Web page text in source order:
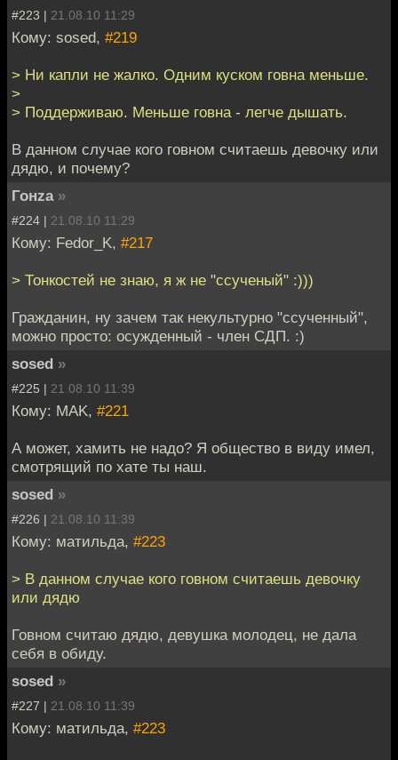
#223 | 21.08.10 11:29
Кому: sosed, #219
> Ни капли не жалко. Одним куском говна меньше.
>
> Поддерживаю. Меньше говна - легче дышать.
В данном случае кого говном считаешь девочку или
дядю, и почему?
Гонzа »
#224 | 21.08.10 11:29
Кому: Fedor_K, #217
> Тонкостей не знаю, я ж не "ссученый" :)))
Гражданин, ну зачем так некультурно "ссученный",
можно просто: осужденный - член СДП. :)
sosed »
#225 | 21.08.10 11:39
Кому: MAK, #221
А может, хамить не надо? Я общество в виду имел,
смотрящий по хате ты наш.
sosed »
#226 | 21.08.10 11:39
Кому: матильда, #223
> В данном случае кого говном считаешь девочку
или дядю
Говном считаю дядю, девушка молодец, не дала
себя в обиду.
sosed »
#227 | 21.08.10 11:39
Кому: матильда, #223